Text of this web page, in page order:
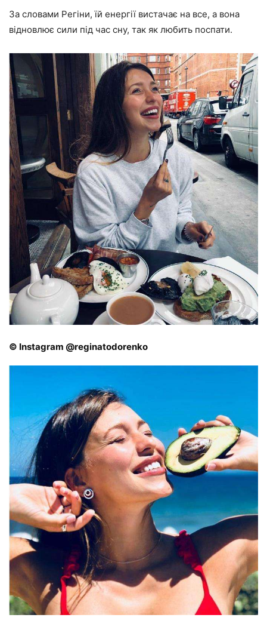
За словами Регіни, їй енергії вистачає на все, а вона
відновлює сили під час сну, так як любить поспати.
© Instagram @reginatodorenko